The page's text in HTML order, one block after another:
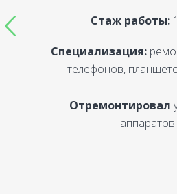
Стаж работы:
Специализация:
телефонов,
Отремонтировал
аппаратов